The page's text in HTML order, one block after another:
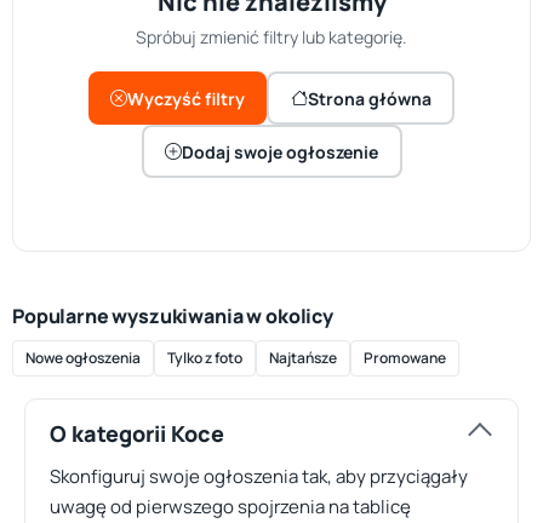
Spróbuj zmienić filtry lub kategorię.
Wyczyść filtry Strona główna
Dodaj swoje ogłoszenie
Popularne wyszukiwania w okolicy
Nowe ogłoszenia Tylko z foto Najtańsze Promowane
O kategorii Koce
Skonfiguruj swoje ogłoszenia tak, aby przyciągały
uwagę od pierwszego spojrzenia na tablicę